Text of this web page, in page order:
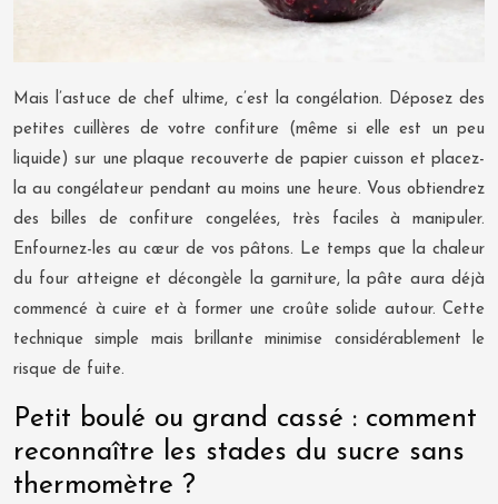
Mais l’astuce de chef ultime, c’est la congélation. Déposez des
petites cuillères de votre confiture (même si elle est un peu
liquide) sur une plaque recouverte de papier cuisson et placez-
la au congélateur pendant au moins une heure. Vous obtiendrez
des billes de confiture congelées, très faciles à manipuler.
Enfournez-les au cœur de vos pâtons. Le temps que la chaleur
du four atteigne et décongèle la garniture, la pâte aura déjà
commencé à cuire et à former une croûte solide autour. Cette
technique simple mais brillante minimise considérablement le
risque de fuite.
Petit boulé ou grand cassé : comment
reconnaître les stades du sucre sans
thermomètre ?